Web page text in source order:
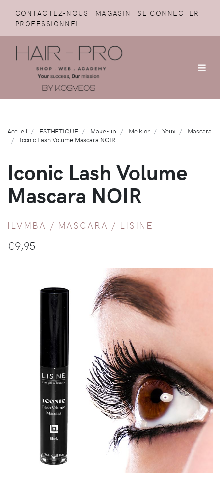
CONTACTEZ-NOUS MAGASIN
SE CONNECTER
PROFESSIONNEL
Accueil ESTHETIQUE Make-up Melkior Yeux
Mascara
Iconic Lash Volume Mascara NOIR
Iconic Lash Volume
Mascara NOIR
ILVMBA / MASCARA / LISINE
€9,95